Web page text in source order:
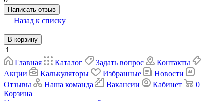
Написать отзыв
Назад к списку
В корзину
Главная Каталог Задать вопрос
Контакты
Акции
Калькуляторы Избранные
Новости
Отзывы
Наша команда Вакансии Кабинет
0
Корзина